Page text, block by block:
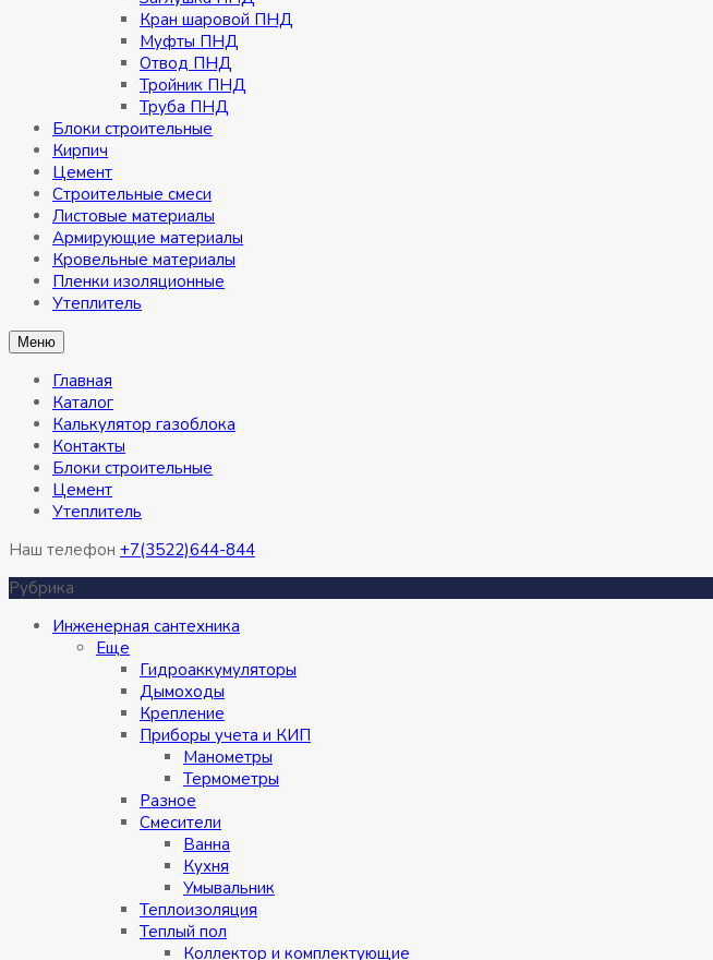
Кран шаровой ПНД
Муфты ПНД
Отвод ПНД
Тройник ПНД
Труба ПНД
Блоки строительные
Кирпич
Цемент
Строительные смеси
Листовые материалы
Армирующие материалы
Кровельные материалы
Пленки изоляционные
Утеплитель
Меню
Главная
Каталог
Калькулятор газоблока
Контакты
Блоки строительные
Цемент
Утеплитель
Наш телефон +7(3522)644-844
Рубрика
Инженерная сантехника
Eще
Гидроаккумуляторы
Дымоходы
Крепление
Приборы учета и КИП
Манометры
Термометры
Разное
Смесители
Ванна
Кухня
Умывальник
Теплоизоляция
Теплый пол
Коллектор и комплектующие